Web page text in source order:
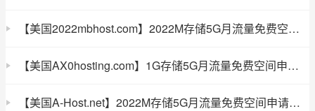
【美国2022mbhost.com】2022M存储5G月流量免费空间申请使用教程
【美国AX0hosting.com】1G存储5G月流量免费空间申请使用教程
【美国A-Host.net】2022M存储5G月流量免费空间申请使用教程